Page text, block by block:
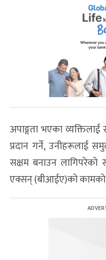
अपाङ्गता भएका व्यक्तिलाई
प्रदान गर्ने, उनीहरूलाई
सक्षम बनाउन लागिपरेको
एक्सन् (बीआईए)को कामको